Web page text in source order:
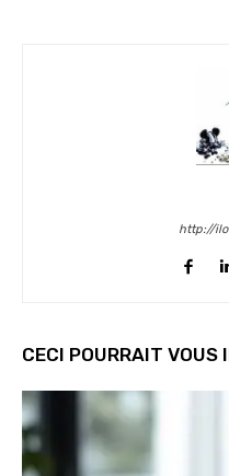
http://
CECI POURRAIT VOUS